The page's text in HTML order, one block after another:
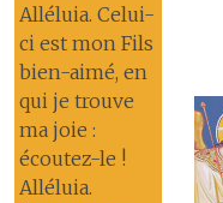
Alléluia. Celui-
ci est mon Fils
bien-aimé, en
qui je trouve
ma joie :
écoutez-le !
Alléluia.